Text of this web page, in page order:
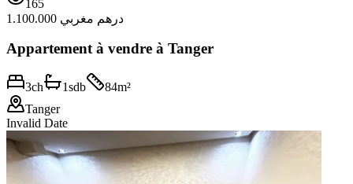
165
1.100.000 درهم مغربي
Appartement à vendre à Tanger
3ch 1sdb 84m²
Tanger
Invalid Date